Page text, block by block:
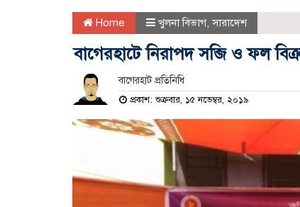
Home খুলনা বিভাগ,সারাদেশ
বাগেরহাটে নিরাপদ সব্জি ও ফল
বাগেরহাট প্রতিনিধি
প্রকাশ: শুক্রবার, ১৫ নভেম্বর, ২০১৯